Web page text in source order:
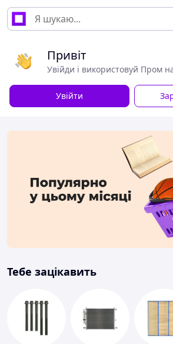
Привіт
Увійди і використовуй Пром
Увійти
Тебе зацікавить